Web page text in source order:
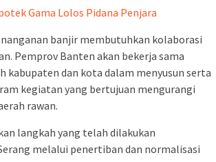
Gama Lolos Pidana Penjara
banjir membutuhkan kolaborasi
Pemprov Banten akan bekerja sama
kabupaten dan kota dalam menyusun serta
kegiatan yang bertujuan mengurangi
rawan.
langkah yang telah dilakukan
melalui penertiban dan normalisasi